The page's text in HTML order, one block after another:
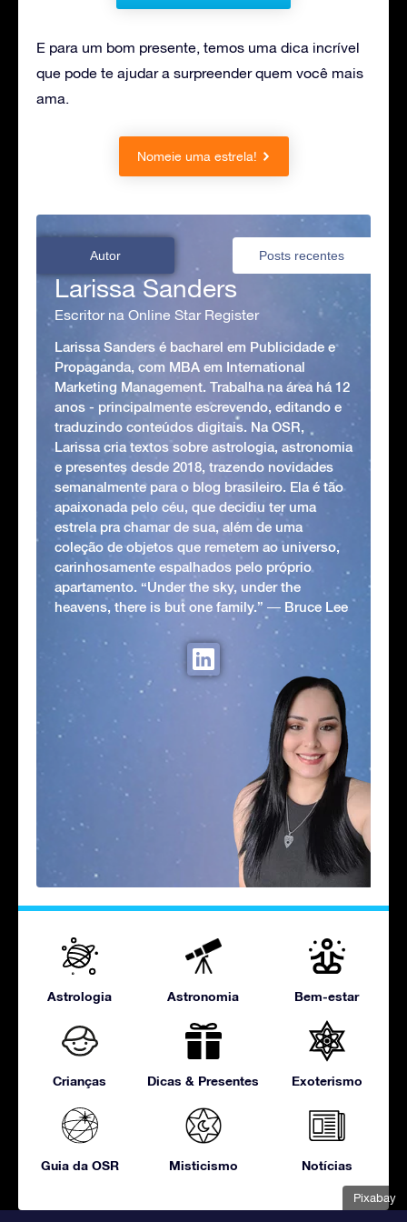
Pixabay
E para um bom presente, temos uma dica incrível
que pode te ajudar a surpreender quem você mais
ama.
Nomeie uma estrela!
Autor Posts recentes
Larissa Sanders
Escritor na Online Star Register
Larissa Sanders é bacharel em Publicidade e
Propaganda, com MBA em International
Marketing Management. Trabalha na área há 12
anos - principalmente escrevendo, editando e
traduzindo conteúdos digitais. Na OSR,
Larissa cria textos sobre astrologia, astronomia
e presentes desde 2018, trazendo novidades
semanalmente para o blog brasileiro. Ela é tão
apaixonada pelo céu, que decidiu ter uma
estrela pra chamar de sua, além de uma
coleção de objetos que remetem ao universo,
carinhosamente espalhados pelo próprio
apartamento. “Under the sky, under the
heavens, there is but one family.” ― Bruce Lee
Astrologia Astronomia Bem-estar
Crianças Dicas & Presentes Exoterismo
Guia da OSR Misticismo Notícias